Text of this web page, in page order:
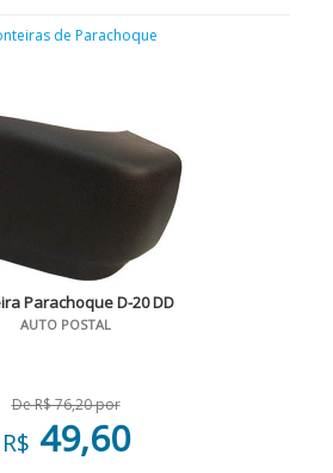
de Parachoque
Parachoque D-20 DD
AUTO POSTAL
De R$ 76,20 por
R$ 49,60